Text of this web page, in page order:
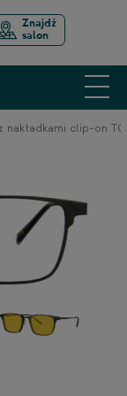
Znajdź
salon
nakładkami clip-on